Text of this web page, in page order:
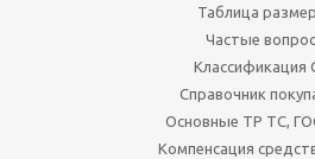
Таблица
Частые
Классификация
Справочник
Основные ТР ТС,
Компенсация